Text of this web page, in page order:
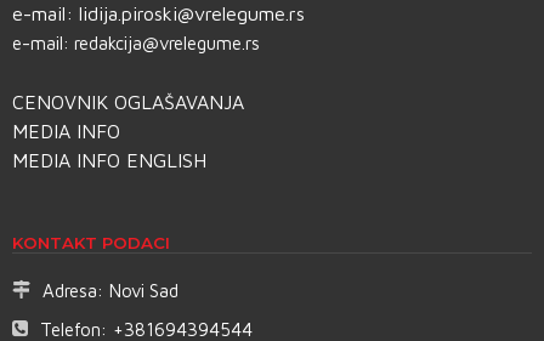
e-mail: lidija.piroski@vrelegume.rs
e-mail: redakcija@vrelegume.rs
CENOVNIK OGLAŠAVANJA
MEDIA INFO
MEDIA INFO ENGLISH
KONTAKT PODACI
Adresa: Novi Sad
Telefon: +381694394544